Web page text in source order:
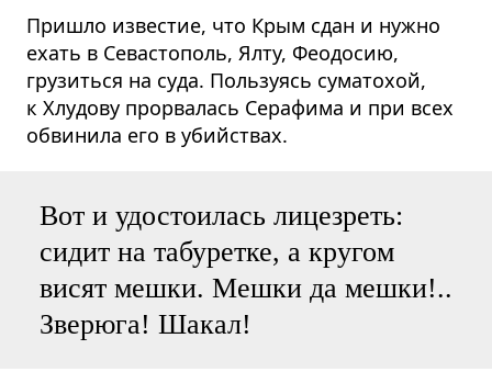
Пришло известие, что Крым сдан и нужно
ехать в Севастополь, Ялту, Феодосию,
грузиться на суда. Пользуясь суматохой,
к Хлудову прорвалась Серафима и при всех
обвинила его в убийствах.
Вот и удостоилась лицезреть:
сидит на табуретке, а кругом
висят мешки. Мешки да мешки!..
Зверюга! Шакал!